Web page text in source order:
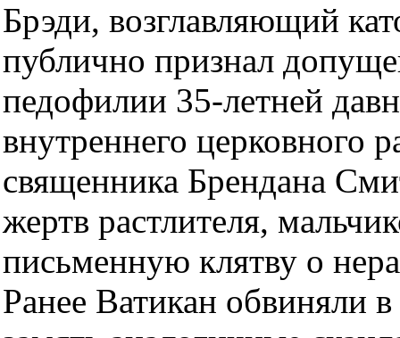
Брэди, возглавляющий
публично признал
педофилии 35-летней
внутреннего церковного
священника Брендана
жертв растлителя,
письменную клятву о
Ранее Ватикан обвиняли